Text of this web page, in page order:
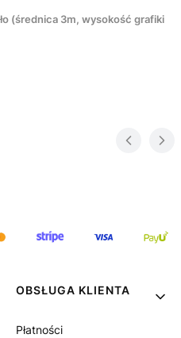
(średnica 3m, wysokość grafiki
OBSŁUGA KLIENTA
Płatności